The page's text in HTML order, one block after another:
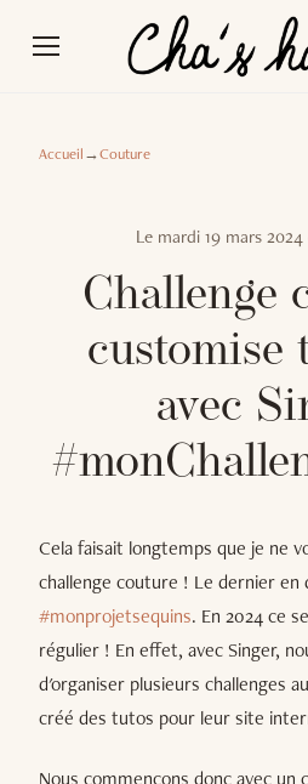
Accueil→Couture
Le mardi 19 mars 2024
Challenge
customise
avec
Cela faisait longtemps que je ne
challenge couture ! Le dernier en
#monprojetsequins. En 2024 ce
régulier ! En effet, avec Singer,
d'organiser plusieurs challenges
créé des tutos pour leur site
Nous commençons donc avec un